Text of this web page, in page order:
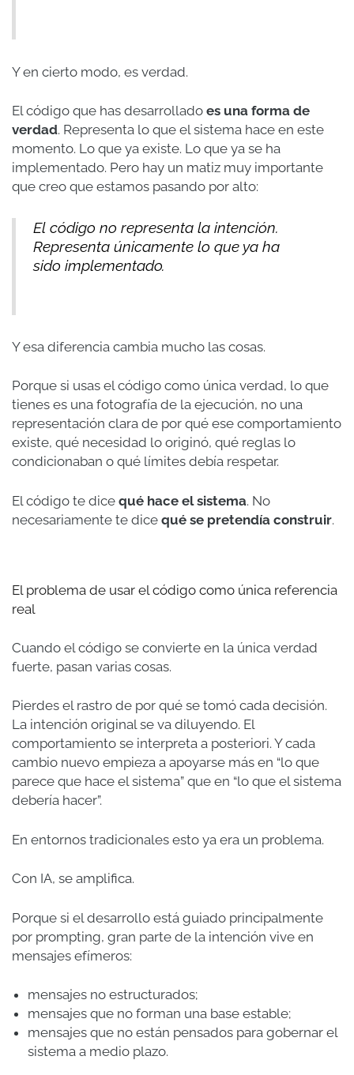
Y en cierto modo, es verdad.
El código que has desarrollado es una forma de
verdad. Representa lo que el sistema hace en este
momento. Lo que ya existe. Lo que ya se ha
implementado. Pero hay un matiz muy importante
que creo que estamos pasando por alto:
El código no representa la intención.
Representa únicamente lo que ya ha
sido implementado.
Y esa diferencia cambia mucho las cosas.
Porque si usas el código como única verdad, lo que
tienes es una fotografía de la ejecución, no una
representación clara de por qué ese comportamiento
existe, qué necesidad lo originó, qué reglas lo
condicionaban o qué límites debía respetar.
El código te dice qué hace el sistema. No
necesariamente te dice qué se pretendía construir.
El problema de usar el código como única referencia
real
Cuando el código se convierte en la única verdad
fuerte, pasan varias cosas.
Pierdes el rastro de por qué se tomó cada decisión.
La intención original se va diluyendo. El
comportamiento se interpreta a posteriori. Y cada
cambio nuevo empieza a apoyarse más en “lo que
parece que hace el sistema” que en “lo que el sistema
debería hacer”.
En entornos tradicionales esto ya era un problema.
Con IA, se amplifica.
Porque si el desarrollo está guiado principalmente
por prompting, gran parte de la intención vive en
mensajes efímeros:
mensajes no estructurados;
mensajes que no forman una base estable;
mensajes que no están pensados para gobernar el
sistema a medio plazo.